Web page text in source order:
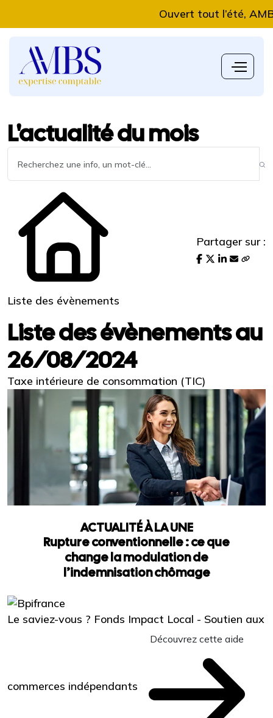
Ouvert tout l’été, AMBS
L'actualité du mois
Liste des évènements
Partager sur :
Liste des évènements au
26/08/2024
Taxe intérieure de consommation (TIC)
ACTUALITÉ À LA UNE
Rupture conventionnelle : ce que
change la modulation de
l’indemnisation chômage
Le saviez-vous ? Fonds Impact Local - Soutien aux
commerces indépendants
Découvrez cette aide